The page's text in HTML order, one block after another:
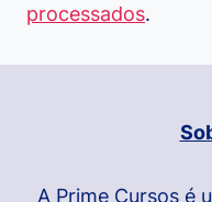
processados.
A Prime Cursos é